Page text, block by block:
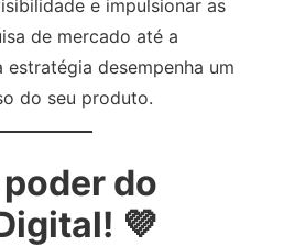
e impulsionar as
de mercado até a
desempenha um
do seu produto.
do
💜